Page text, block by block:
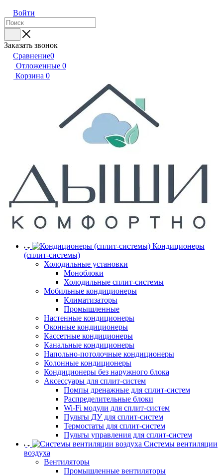
Войти
Заказать звонок
Сравнение0
Отложенные 0
Корзина 0
Кондиционеры
(сплит-системы)
Холодильные установки
Моноблоки
Холодильные сплит-системы
Мобильные кондиционеры
Климатизаторы
Промышленные
Настенные кондиционеры
Оконные кондиционеры
Кассетные кондиционеры
Канальные кондиционеры
Напольно-потолочные кондиционеры
Колонные кондиционеры
Кондиционеры без наружного блока
Аксессуары для сплит-систем
Помпы дренажные для сплит-систем
Распределительные блоки
Wi-Fi модули для сплит-систем
Пульты ДУ для сплит-систем
Термостаты для сплит-систем
Пульты управления для сплит-систем
Системы вентиляции
воздуха
Вентиляторы
Промышленные вентиляторы